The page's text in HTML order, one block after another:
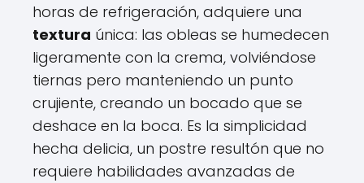
horas de refrigeración, adquiere una
textura única: las obleas se humedecen
ligeramente con la crema, volviéndose
tiernas pero manteniendo un punto
crujiente, creando un bocado que se
deshace en la boca. Es la simplicidad
hecha delicia, un postre resultón que no
requiere habilidades avanzadas de